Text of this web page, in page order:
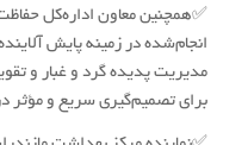
✅همچنین معاون اداره‌کل
انجام‌شده در زمینه پایش
مدیریت پدیده گرد و غبار و
برای تصمیم‌گیری سریع و مؤثر